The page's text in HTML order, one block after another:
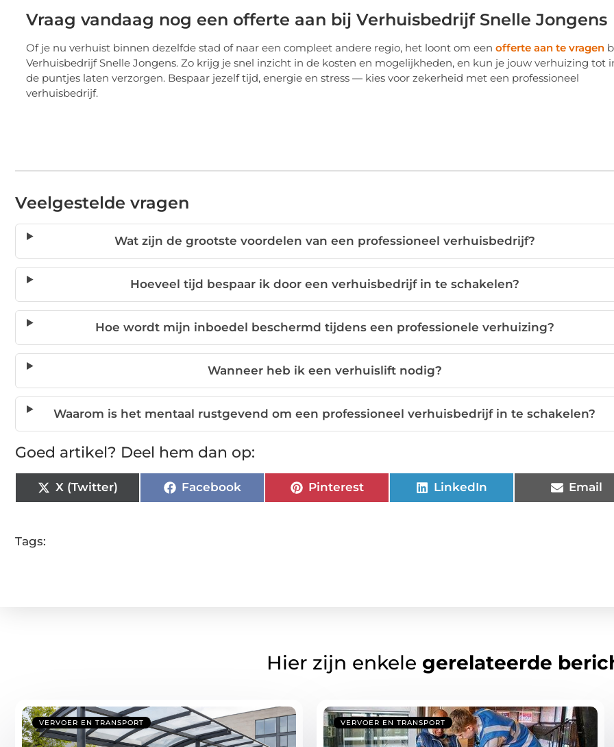
Vraag vandaag nog een offerte aan bij Verhuisbedrijf Snelle Jongens
Of je nu verhuist binnen dezelfde stad of naar een compleet andere regio, het loont om een offerte aan te vragen
Verhuisbedrijf Snelle Jongens. Zo krijg je snel inzicht in de kosten en mogelijkheden, en kun je jouw verhuizing tot
de puntjes laten verzorgen. Bespaar jezelf tijd, energie en stress — kies voor zekerheid met een professioneel
verhuisbedrijf.
Veelgestelde vragen
Wat zijn de grootste voordelen van een professioneel verhuisbedrijf?
Hoeveel tijd bespaar ik door een verhuisbedrijf in te schakelen?
Hoe wordt mijn inboedel beschermd tijdens een professionele verhuizing?
Wanneer heb ik een verhuislift nodig?
Waarom is het mentaal rustgevend om een professioneel verhuisbedrijf in te schakelen?
Goed artikel? Deel hem dan op:
X (Twitter) Facebook Pinterest LinkedIn Email
Tags:
Hier zijn enkele gerelateerde
VERVOER EN TRANSPORT VERVOER EN TRANSPORT